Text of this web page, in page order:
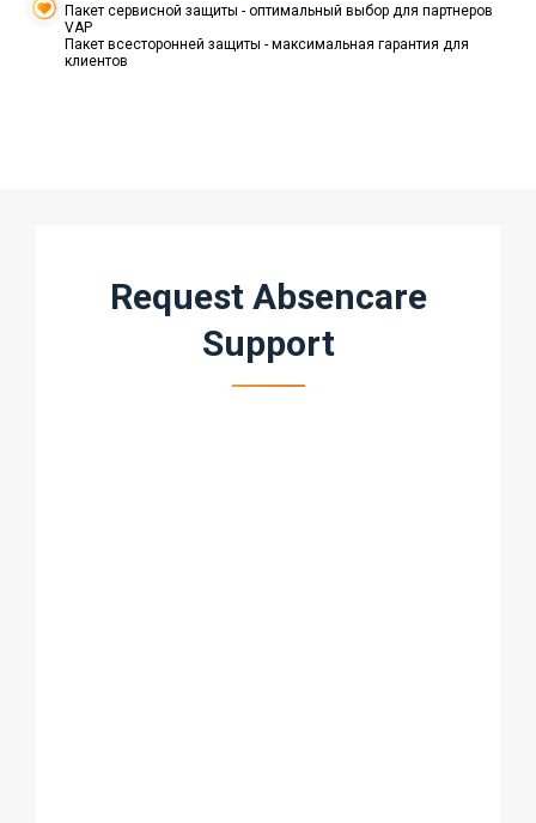
Пакет сервисной защиты - оптимальный выбор для партнеров
VAP
Пакет всесторонней защиты - максимальная гарантия для
клиентов
Request Absencare
Support